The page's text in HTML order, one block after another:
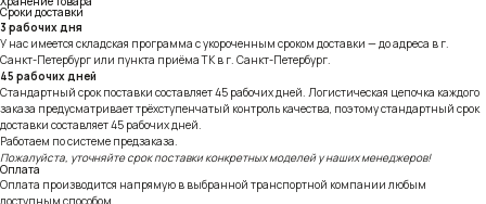
Сроки доставки
3 рабочих дня
У нас имеется складская программа с укороченным сроком доставки — до адреса в г.
Санкт-Петербург или пункта приёма ТК в г. Санкт-Петербург.
45 рабочих дней
Стандартный срок поставки составляет 45 рабочих дней. Логистическая цепочка каждого
заказа предусматривает трёхступенчатый контроль качества, поэтому стандартный срок
доставки составляет 45 рабочих дней.
Работаем по системе предзаказа.
Пожалуйста, уточняйте срок поставки конкретных моделей у наших менеджеров!
Оплата
Оплата производится напрямую в выбранной транспортной компании любым
доступным способом.